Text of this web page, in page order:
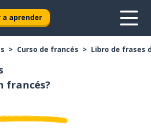
a aprender
Curso de francés Libro de frases
francés?